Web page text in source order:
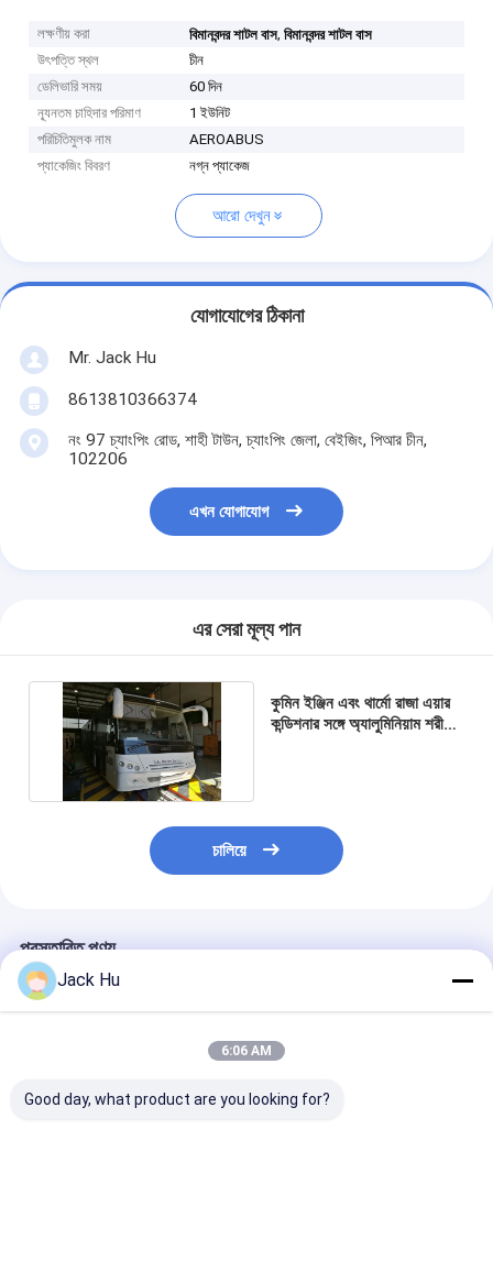
লক্ষণীয় করা বিমানবন্দর শাটল বাস,বিমানবন্দর শাটল বাস
উৎপত্তি স্থল
চীন
ডেলিভারি সময়
60 দিন
ন্যূনতম চাহিদার পরিমাণ
1 ইউনিট
পরিচিতিমুলক নাম
AEROABUS
প্যাকেজিং বিবরণ
নগ্ন প্যাকেজ
আরো দেখুন
যোগাযোগের ঠিকানা
Mr. Jack Hu
8613810366374
নং 97 চ্যাংপিং রোড, শাহী টাউন, চ্যাংপিং জেলা, বেইজিং, পিআর চীন,
102206
এখন যোগাযোগ
এর সেরা মূল্য পান
কুমিন ইঞ্জিন এবং থার্মো রাজা এয়ার
কন্ডিশনার সঙ্গে অ্যালুমিনিয়াম শরীরের
চালিয়ে
প্রস্তাবিত পণ্য
Jack Hu
6:06 AM
Good day, what product are you looking for?